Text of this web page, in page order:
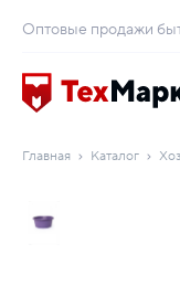
Оптовые продажи
Главная Каталог